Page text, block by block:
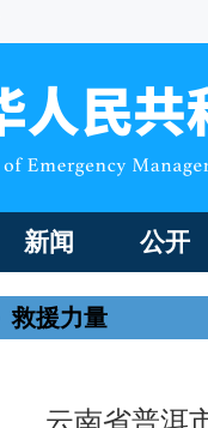
新闻 公开
救援力量
云南省普洱